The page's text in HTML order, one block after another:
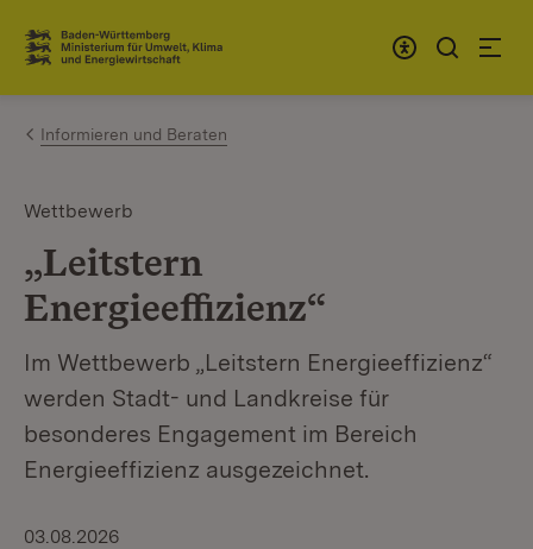
Zum Inhalt springen
Link zur Startseite
Informieren und Beraten
Wettbewerb
„Leitstern
Energieeffizienz“
Im Wettbewerb „Leitstern Energieeffizienz“
werden Stadt- und Landkreise für
besonderes Engagement im Bereich
Energieeffizienz ausgezeichnet.
03.08.2026